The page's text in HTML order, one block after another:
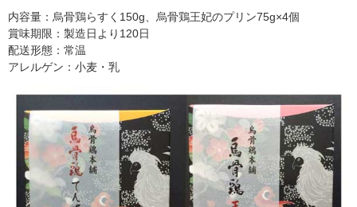
内容量：烏骨鶏らすく150g、烏骨鶏王妃のプリン75g×4個
賞味期限：製造日より120日
配送形態：常温
アレルゲン：小麦・乳